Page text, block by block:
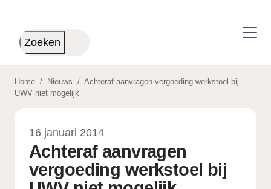
Zoeken
Home / Nieuws / Achteraf aanvragen vergoeding werkstoel bij
UWV niet mogelijk
16 januari 2014
Achteraf aanvragen
vergoeding werkstoel bij